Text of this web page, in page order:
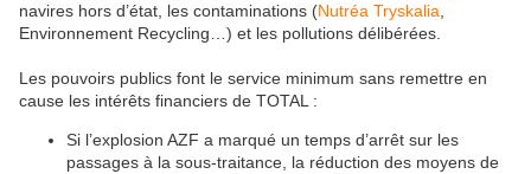
navires hors d’état, les contaminations (Nutréa Tryskalia
Environnement Recycling…) et les pollutions délibérées.
Les pouvoirs publics font le service minimum sans remettre en
cause les intérêts financiers de TOTAL :
Si l’explosion AZF a marqué un temps d’arrêt sur les
passages à la sous-traitance, la réduction des moyens de